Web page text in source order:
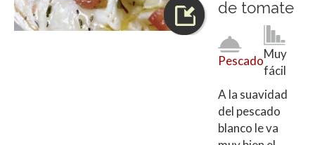
de tomate
PescadoMuy
fácil
A la suavidad
del pescado
blanco le va